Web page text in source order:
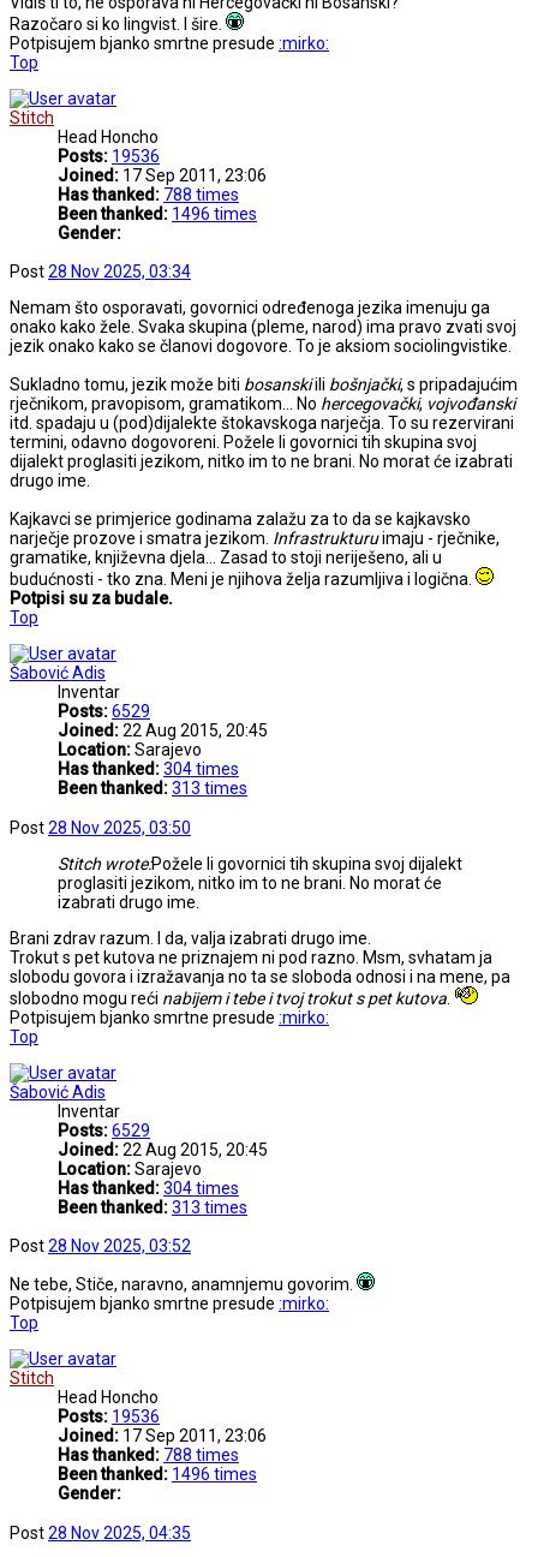
Razočaro si ko lingvist. I šire.
Potpisujem bjanko smrtne presude :mirko:
Top
Stitch
Head Honcho
Posts: 19536
Joined: 17 Sep 2011, 23:06
Has thanked: 788 times
Been thanked: 1496 times
Gender:
Post28 Nov 2025, 03:34
Nemam što osporavati, govornici određenoga jezika imenuju ga
onako kako žele. Svaka skupina (pleme, narod) ima pravo zvati svoj
jezik onako kako se članovi dogovore. To je aksiom sociolingvistike.
Sukladno tomu, jezik može biti bosanskiili bošnjački, s pripadajućim
rječnikom, pravopisom, gramatikom... No hercegovački, vojvođanski
itd. spadaju u (pod)dijalekte štokavskoga narječja. To su rezervirani
termini, odavno dogovoreni. Požele li govornici tih skupina svoj
dijalekt proglasiti jezikom, nitko im to ne brani. No morat će izabrati
drugo ime.
Kajkavci se primjerice godinama zalažu za to da se kajkavsko
narječje prozove i smatra jezikom. Infrastrukturuimaju - rječnike,
gramatike, književna djela... Zasad to stoji neriješeno, ali u
budućnosti - tko zna. Meni je njihova želja razumljiva i logična.
Potpisi su za budale.
Top
Šabović Adis
Inventar
Posts:6529
Joined:22 Aug 2015, 20:45
Location:Sarajevo
Has thanked:304 times
Been thanked:313 times
Post28 Nov 2025, 03:50
Stitch wrote:Požele li govornici tih skupina svoj dijalekt
proglasiti jezikom, nitko im to ne brani. No morat će
izabrati drugo ime.
Brani zdrav razum. I da, valja izabrati drugo ime.
Trokut s pet kutova ne priznajem ni pod razno. Msm, svhatam ja
slobodu govora i izražavanja no ta se sloboda odnosi i na mene, pa
slobodno mogu reći nabijem i tebe i tvoj trokut s pet kutova
Potpisujem bjanko smrtne presude :mirko:
Top
Šabović Adis
Inventar
Posts:6529
Joined:22 Aug 2015, 20:45
Location:Sarajevo
Has thanked:304 times
Been thanked:313 times
Post28 Nov 2025, 03:52
Ne tebe, Stiče, naravno, anamnjemu govorim.
Potpisujem bjanko smrtne presude :mirko:
Top
Stitch
Head Honcho
Posts: 19536
Joined: 17 Sep 2011, 23:06
Has thanked: 788 times
Been thanked: 1496 times
Gender:
Post28 Nov 2025, 04:35